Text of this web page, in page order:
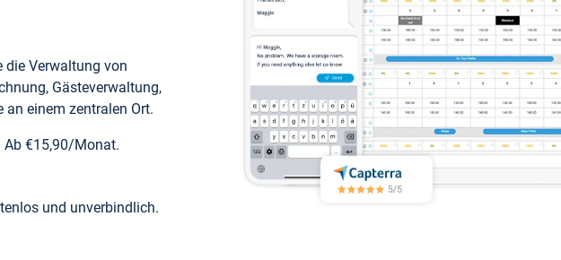
die Verwaltung von
Gästeverwaltung,
einem zentralen Ort.
Ab €15,90/Monat.
und unverbindlich.